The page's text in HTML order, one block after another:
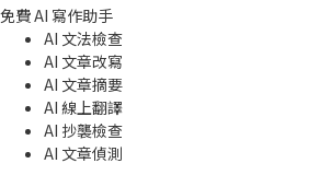
免費 AI 寫作助手
AI 文法檢查
AI 文章改寫
AI 文章摘要
AI 線上翻譯
AI 抄襲檢查
AI 文章偵測